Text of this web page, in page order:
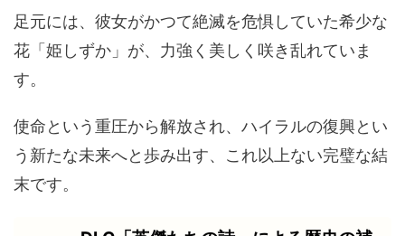
足元には、彼女がかつて絶滅を危惧していた希少な
花「姫しずか」が、力強く美しく咲き乱れていま
す。
使命という重圧から解放され、ハイラルの復興とい
う新たな未来へと歩み出す、これ以上ない完璧な結
末です。